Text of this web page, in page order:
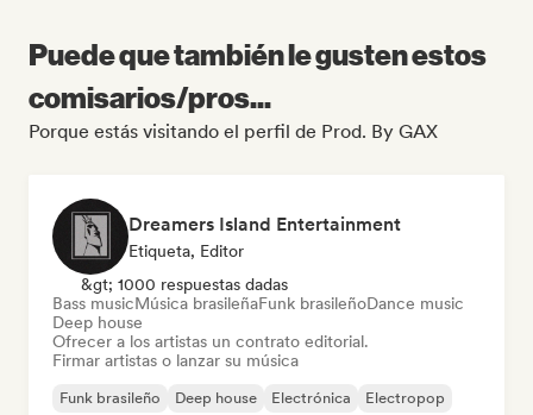
Puede que también le gusten estos
comisarios/pros...
Porque estás visitando el perfil de Prod. By GAX
Dreamers Island Entertainment
Etiqueta, Editor
&gt; 1000 respuestas dadas
Bass musicMúsica brasileñaFunk brasileñoDance music
Deep house
Ofrecer a los artistas un contrato editorial.
Firmar artistas o lanzar su música
Funk brasileño Deep house Electrónica Electropop